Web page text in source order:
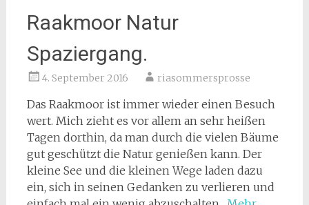
Raakmoor Natur
Spaziergang.
4. September 2016 riasommersprosse
Das Raakmoor ist immer wieder einen Besuch
wert. Mich zieht es vor allem an sehr heißen
Tagen dorthin, da man durch die vielen Bäume
gut geschützt die Natur genießen kann. Der
kleine See und die kleinen Wege laden dazu
ein, sich in seinen Gedanken zu verlieren und